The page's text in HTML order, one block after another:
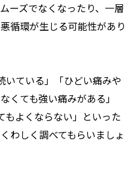
ーズでなくなったり、一層
循環が生じる可能性があり
いている」「ひどい痛みや
くても強い痛みがある」
もよくならない」といった
わしく調べてもらいましょ